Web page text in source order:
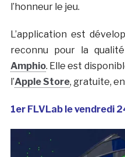
l’honneur le jeu.
L’application est
reconnu pour la
Amphio. Elle est
l’Apple Store, gratuite,
1er FLVLab le vendredi